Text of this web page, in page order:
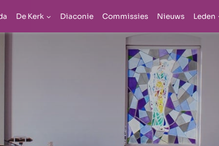
De Kerk Diaconie Commissies Nieuws Leden